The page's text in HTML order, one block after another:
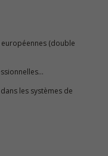
(double
les systèmes de